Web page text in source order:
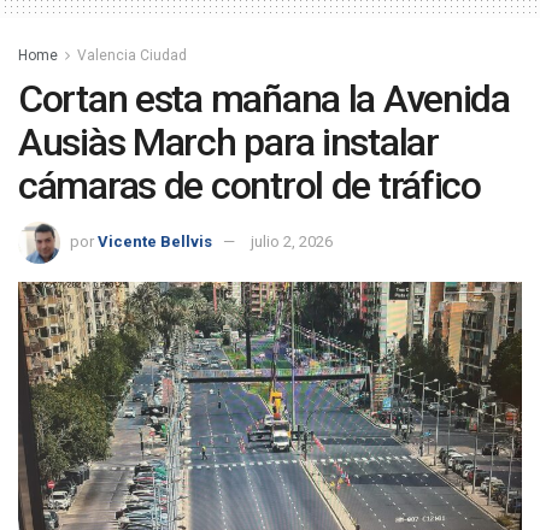
Home Valencia Ciudad
Cortan esta mañana la Avenida
Ausiàs March para instalar
cámaras de control de tráfico
por Vicente Bellvis julio 2, 2026